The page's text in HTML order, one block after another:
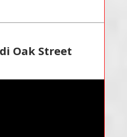
Oak Street